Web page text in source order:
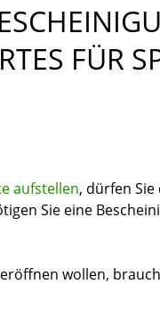
FÜR
aufstellen, dürfen
Sie eine
wollen,